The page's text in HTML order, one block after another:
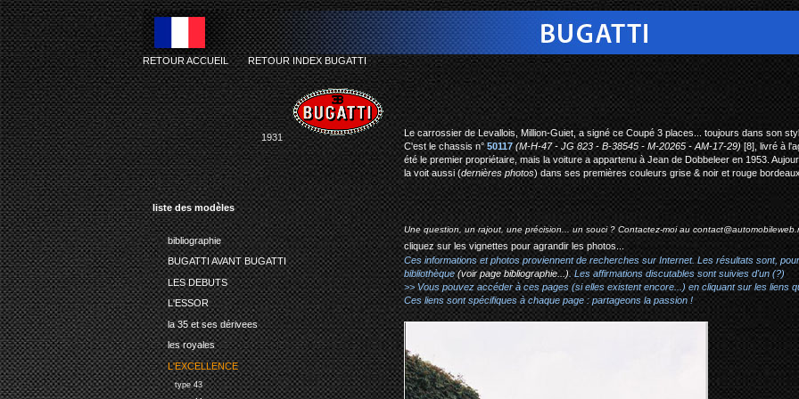
liste des modèles
bibliographie
BUGATTI AVANT BUGATTI
LES DEBUTS
L'ESSOR
la 35 et ses dérivees
les royales
L'EXCELLENCE
type 43
bugatti type 50 coupe
RETOUR ACCUEIL-RETOUR INDEX BUGATTI
1931
Le carrossier de Levallois, Million-Guiet, a signé ce Coupé 3 places... toujours dans son
C'est le chassis n°50117 (M-H-47 - JG 823 - B-38545 - M-20265 - AM-17-29)[8], livré à
été le premier propriétaire, mais la voiture a appartenu à Jean de Dobbeleer en 1953.
la voit aussi (dernières photos) dans ses premières couleurs grise & noir et rouge
Une question, un rajout, une précision... un souci ? Contactez-moi au
cliquez sur les vignettes pour agrandir les photos...
Ces informations et photos proviennent de recherches sur Internet. Les résultats sont,
bibliothèque(voir page bibliographie...). Les affirmations discutables sont suivies d'un (?)
>> Vous pouvez accéder à ces pages (si elles existent encore...) en cliquant sur les liens
Ces liens sont spécifiques à chaque page : partageons la passion !